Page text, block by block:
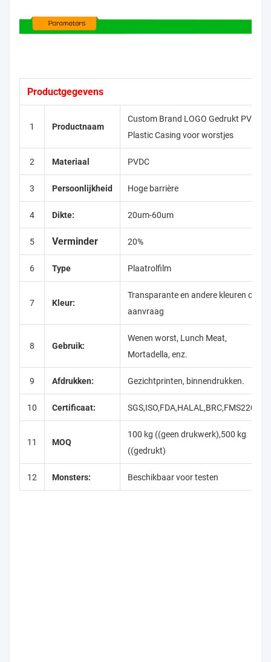
Productgegevens
1 Productnaam
Custom Brand LOGO Gedrukt PVDC
Plastic Casing voor worstjes
2 Materiaal PVDC
3 Persoonlijkheid Hoge barrière
4 Dikte: 20um-60um
5 Verminder 20%
6 Type Plaatrolfilm
7 Kleur:
Transparante en andere kleuren op
aanvraag
8 Gebruik:
Wenen worst, Lunch Meat,
Mortadella, enz.
9 Afdrukken: Gezichtprinten, binnendrukken.
10 Certificaat: SGS,ISO,FDA,HALAL,BRC,FMS22000
11 MOQ
100 kg ((geen drukwerk),500 kg
((gedrukt)
12 Monsters: Beschikbaar voor testen